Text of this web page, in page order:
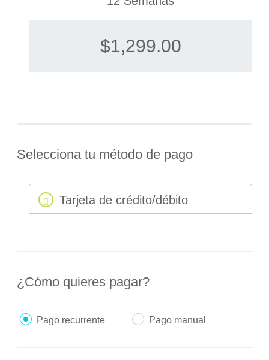
$1,299.00
Selecciona tu método de pago
Tarjeta de crédito/débito
¿Cómo quieres pagar?
Pago recurrente Pago manual